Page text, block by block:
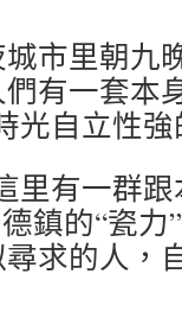
市里朝九
有一套本
光自立性
里有一群
鎮的“瓷
求的人，